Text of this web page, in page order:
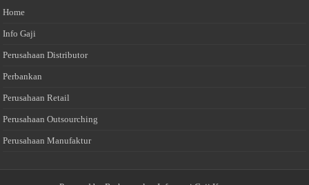
Home
Info Gaji
Perusahaan Distributor
Perbankan
Perusahaan Retail
Perusahaan Outsourching
Perusahaan Manufaktur